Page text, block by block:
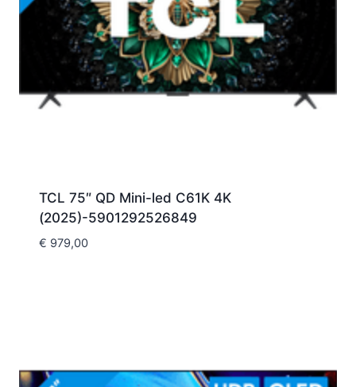
TCL 75″ QD Mini-led C61K 4K
(2025)-5901292526849
€ 979,00